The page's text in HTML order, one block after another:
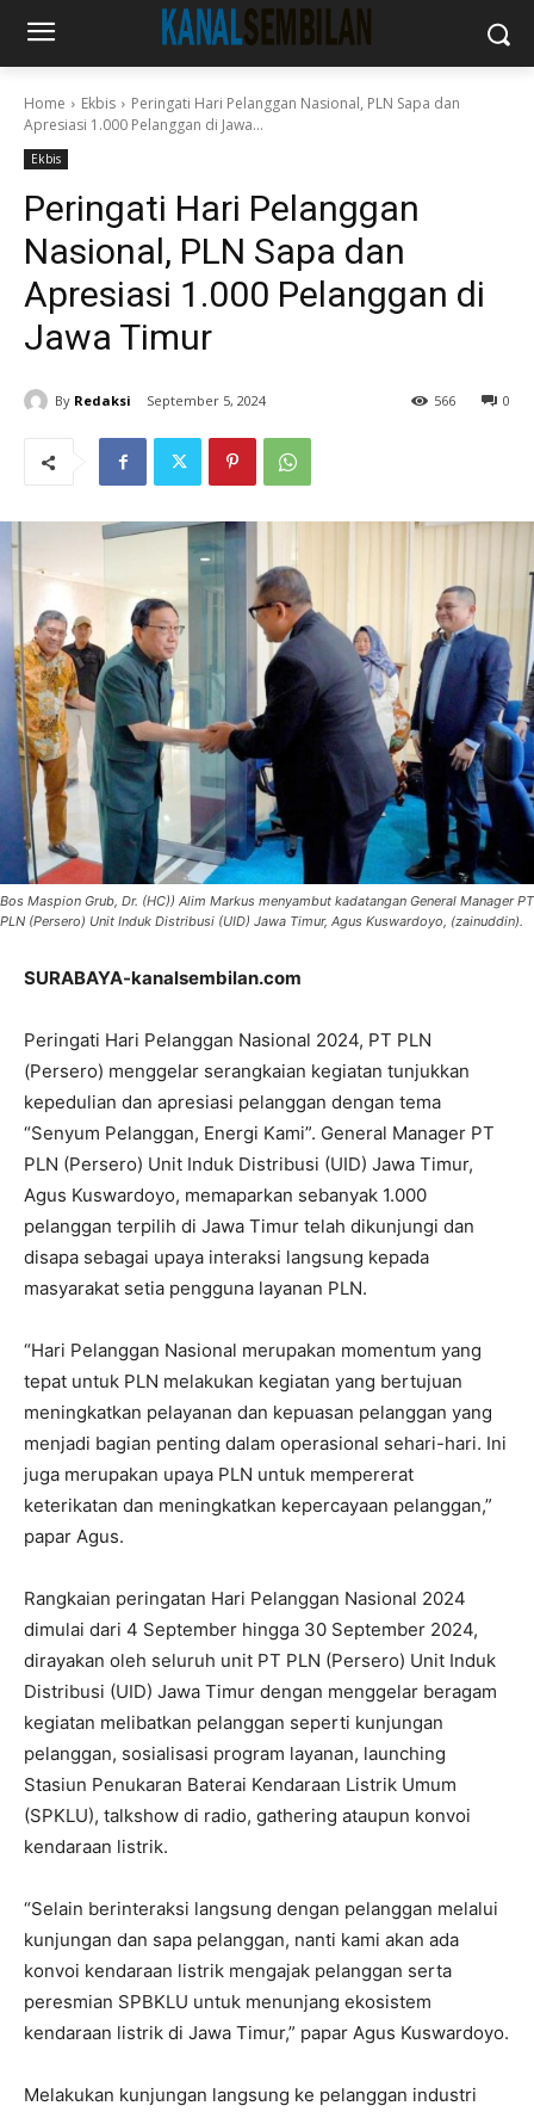
Home Ekbis
Peringati Hari Pelanggan Nasional, PLN Sapa dan
Apresiasi 1.000 Pelanggan di Jawa...
Ekbis
Peringati Hari Pelanggan
Nasional, PLN Sapa dan
Apresiasi 1.000 Pelanggan di
Jawa Timur
By Redaksi September 5, 2024 0
566
Bos Maspion Grub, Dr. (HC)) Alim Markus menyambut kadatangan General Manager PT
PLN (Persero) Unit Induk Distribusi (UID) Jawa Timur, Agus Kuswardoyo, (zainuddin).
SURABAYA-kanalsembilan.com
Peringati Hari Pelanggan Nasional 2024, PT PLN
(Persero) menggelar serangkaian kegiatan tunjukkan
kepedulian dan apresiasi pelanggan dengan tema
“Senyum Pelanggan, Energi Kami”. General Manager PT
PLN (Persero) Unit Induk Distribusi (UID) Jawa Timur,
Agus Kuswardoyo, memaparkan sebanyak 1.000
pelanggan terpilih di Jawa Timur telah dikunjungi dan
disapa sebagai upaya interaksi langsung kepada
masyarakat setia pengguna layanan PLN.
“Hari Pelanggan Nasional merupakan momentum yang
tepat untuk PLN melakukan kegiatan yang bertujuan
meningkatkan pelayanan dan kepuasan pelanggan yang
menjadi bagian penting dalam operasional sehari-hari. Ini
juga merupakan upaya PLN untuk mempererat
keterikatan dan meningkatkan kepercayaan pelanggan,”
papar Agus.
Rangkaian peringatan Hari Pelanggan Nasional 2024
dimulai dari 4 September hingga 30 September 2024,
dirayakan oleh seluruh unit PT PLN (Persero) Unit Induk
Distribusi (UID) Jawa Timur dengan menggelar beragam
kegiatan melibatkan pelanggan seperti kunjungan
pelanggan, sosialisasi program layanan, launching
Stasiun Penukaran Baterai Kendaraan Listrik Umum
(SPKLU), talkshow di radio, gathering ataupun konvoi
kendaraan listrik.
“Selain berinteraksi langsung dengan pelanggan melalui
kunjungan dan sapa pelanggan, nanti kami akan ada
konvoi kendaraan listrik mengajak pelanggan serta
peresmian SPBKLU untuk menunjang ekosistem
kendaraan listrik di Jawa Timur,” papar Agus Kuswardoyo.
Melakukan kunjungan langsung ke pelanggan industri